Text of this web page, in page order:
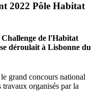
2022 Pôle Habitat
de l'Habitat
déroulait à Lisbonne du
grand concours national
organisés par la